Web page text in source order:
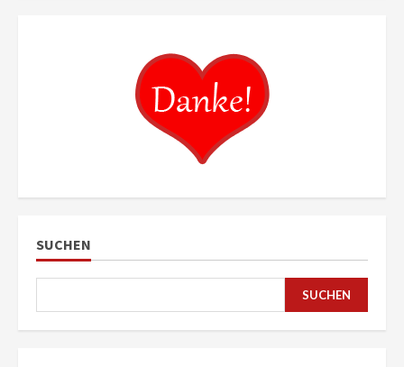
SUCHEN
SUCHEN